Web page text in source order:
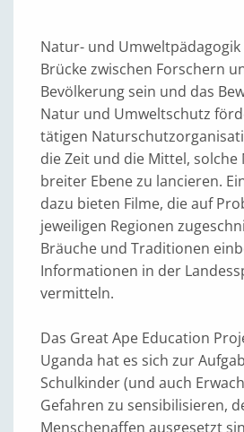
Natur- und
Brücke zwischen Forschern
Bevölkerung sein und das
Natur und Umweltschutz
tätigen
die Zeit und die Mittel,
breiter Ebene zu lancieren.
dazu bieten Filme, die auf
jeweiligen Regionen
Bräuche und Traditionen
Informationen in der
vermitteln.
Das Great Ape Education
Uganda hat es sich zur
Schulkinder (und auch
Gefahren zu sensibilisieren,
Menschenaffen ausgesetzt